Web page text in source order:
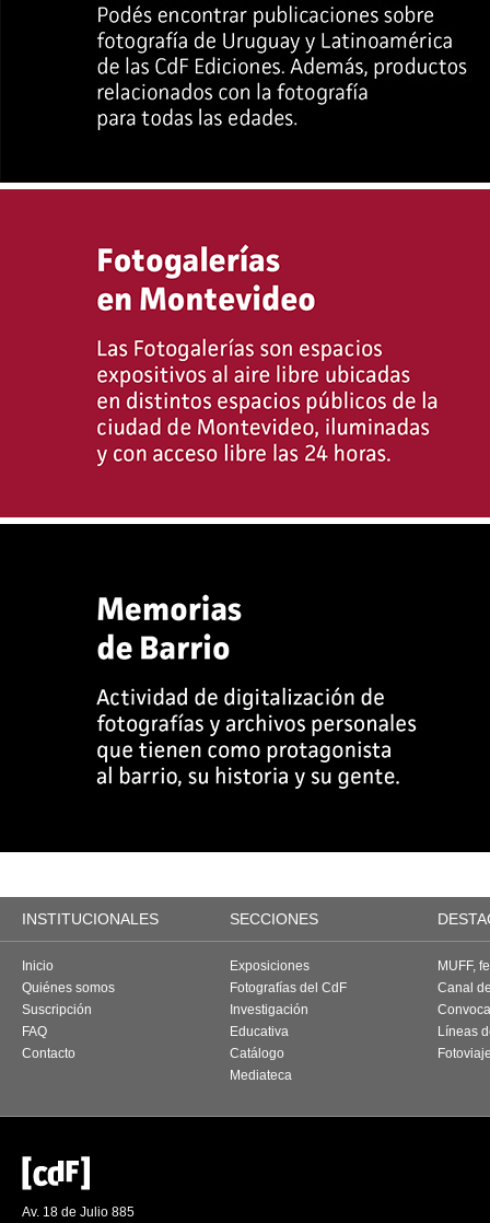
INSTITUCIONALES SECCIONES
Inicio
Quiénes somos
Suscripción
FAQ
Contacto
Exposiciones
Fotografías del CdF
Investigación
Educativa
Catálogo
Mediateca
MUFF,
Canal
Líneas
Av. 18 de Julio 885